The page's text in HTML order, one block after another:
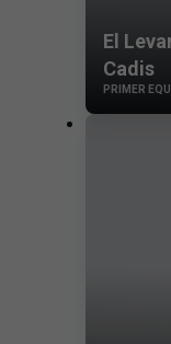
El
Cadis
PRIMER